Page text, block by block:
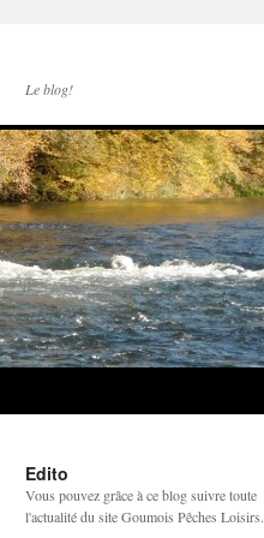
Le blog!
Edito
Vous pouvez grâce à ce blog suivre toute
l'actualité du site Goumois Pêches Loisirs.